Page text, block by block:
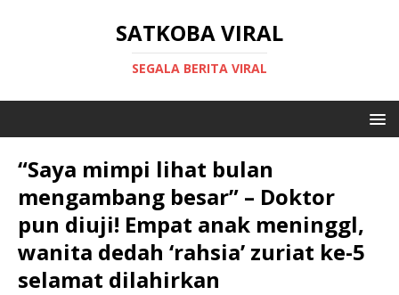
SATKOBA VIRAL
SEGALA BERITA VIRAL
“Saya mimpi lihat bulan
mengambang besar” – Doktor
pun diuji! Empat anak meninggl,
wanita dedah ‘rahsia’ zuriat ke-5
selamat dilahirkan